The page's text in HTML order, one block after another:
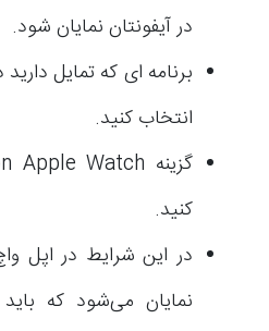
در آیفونتان نمایان شود.
برنامه ای که تمایل
انتخاب کنید.
کنید.
در این شرایط در اپل